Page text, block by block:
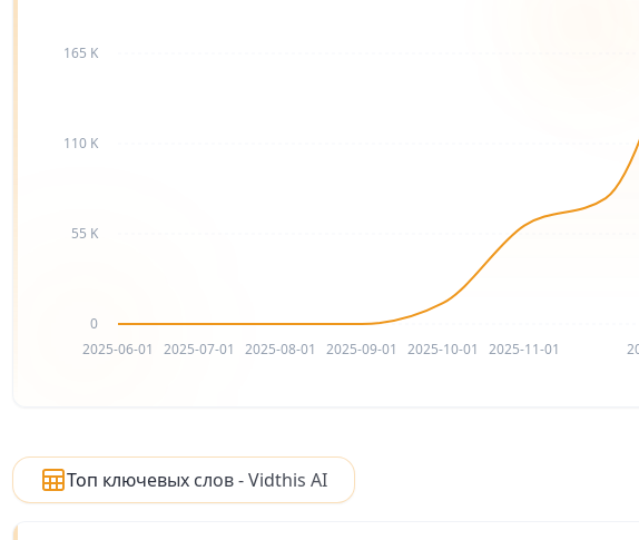
2025-06-01 2025-07-01 2025-08-01 2025-09-01 2025-10-01 2025-11-01
0
55 K
110 K
165 K
Топ ключевых слов - Vidthis AI